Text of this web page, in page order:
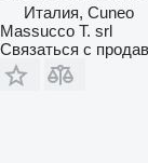
Италия, Cuneo
Massucco T. srl
Связаться с